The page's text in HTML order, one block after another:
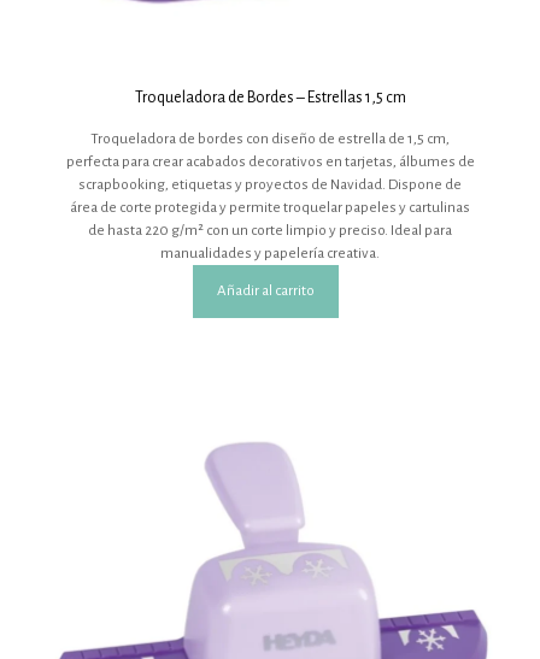
Troqueladora de Bordes – Estrellas 1,5 cm
Troqueladora de bordes con diseño de estrella de 1,5 cm,
perfecta para crear acabados decorativos en tarjetas, álbumes de
scrapbooking, etiquetas y proyectos de Navidad. Dispone de
área de corte protegida y permite troquelar papeles y cartulinas
de hasta 220 g/m² con un corte limpio y preciso. Ideal para
manualidades y papelería creativa.
Añadir al carrito